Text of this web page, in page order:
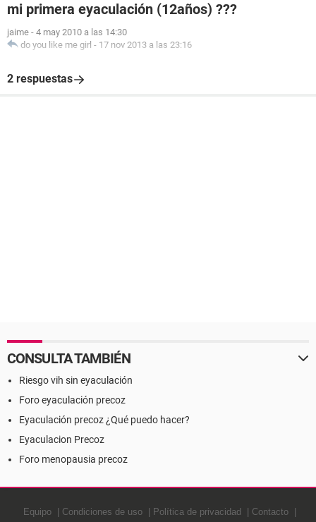
mi primera eyaculación (12años) ???
jaime - 4 may 2010 a las 14:30
do you like me girl - 17 nov 2013 a las 23:16
2 respuestas
CONSULTA TAMBIÉN
Riesgo vih sin eyaculación
Foro eyaculación precoz
Eyaculación precoz ¿Qué puedo hacer?
Eyaculacion Precoz
Foro menopausia precoz
Equipo Condiciones de uso Política de privacidad Contacto